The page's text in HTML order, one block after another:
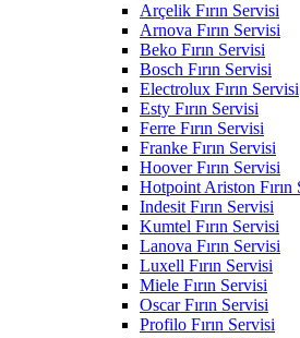
Arçelik Fırın Servisi
Arnova Fırın Servisi
Beko Fırın Servisi
Bosch Fırın Servisi
Electrolux Fırın Servisi
Esty Fırın Servisi
Ferre Fırın Servisi
Franke Fırın Servisi
Hoover Fırın Servisi
Hotpoint Ariston Fırın
Indesit Fırın Servisi
Kumtel Fırın Servisi
Lanova Fırın Servisi
Luxell Fırın Servisi
Miele Fırın Servisi
Oscar Fırın Servisi
Profilo Fırın Servisi